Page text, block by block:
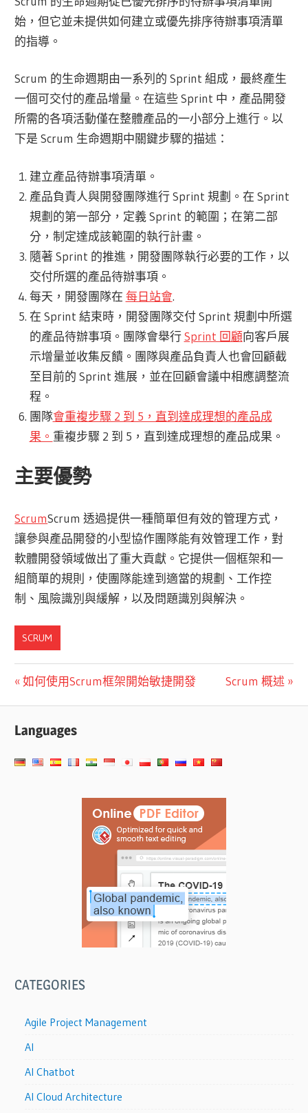
始，但它並未提供如何建立或優先排序待辦事項清單
的指導。
Scrum 的生命週期由一系列的 Sprint 組成，最終產生
一個可交付的產品增量。在這些 Sprint 中，產品開發
所需的各項活動僅在整體產品的一小部分上進行。以
下是 Scrum 生命週期中關鍵步驟的描述：
建立產品待辦事項清單。
產品負責人與開發團隊進行 Sprint 規劃。在 Sprint
規劃的第一部分，定義 Sprint 的範圍；在第二部
分，制定達成該範圍的執行計畫。
隨著 Sprint 的推進，開發團隊執行必要的工作，以
交付所選的產品待辦事項。
每天，開發團隊在 每日站會.
在 Sprint 結束時，開發團隊交付 Sprint 規劃中所選
的產品待辦事項。團隊會舉行Sprint 回顧向客戶展
示增量並收集反饋。團隊與產品負責人也會回顧截
至目前的 Sprint 進展，並在回顧會議中相應調整流
程。
團隊會重複步驟 2 到 5，直到達成理想的產品成
果。 重複步驟 2 到 5，直到達成理想的產品成果。
主要優勢
ScrumScrum 透過提供一種簡單但有效的管理方式，
讓參與產品開發的小型協作團隊能有效管理工作，對
軟體開發領域做出了重大貢獻。它提供一個框架和一
組簡單的規則，使團隊能達到適當的規劃、工作控
制、風險識別與緩解，以及問題識別與解決。
SCRUM
文
章
導
覽
Previous
如何使用Scrum框架開始敏捷開發
Next
Scrum 概述
Languages
CATEGORIES
Agile Project Management
AI
AI Chatbot
AI Cloud Architecture